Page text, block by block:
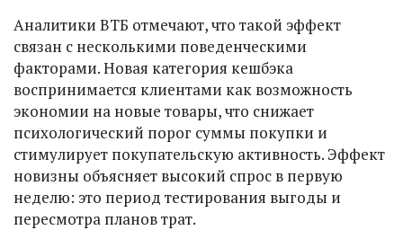
Аналитики ВТБ отмечают, что такой эффект
связан с несколькими поведенческими
факторами. Новая категория кешбэка
воспринимается клиентами как возможность
экономии на новые товары, что снижает
психологический порог суммы покупки и
стимулирует покупательскую активность. Эффект
новизны объясняет высокий спрос в первую
неделю: это период тестирования выгоды и
пересмотра планов трат.